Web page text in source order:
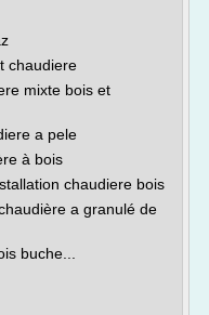
chaudiere
mixte bois et
a pele
à bois
chaudiere bois
a granulé de
buche...